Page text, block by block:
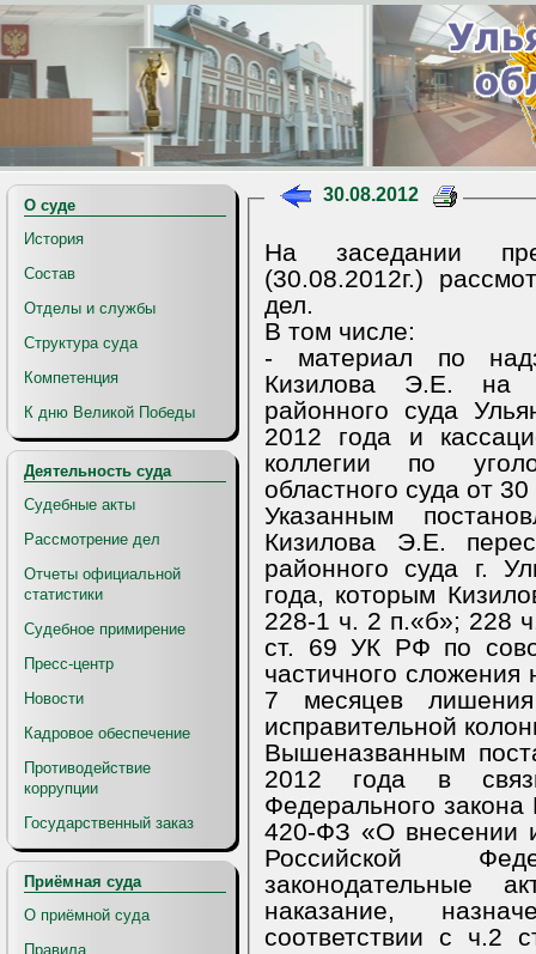
О суде
История
Состав
Отделы и службы
Структура суда
Компетенция
К дню Великой Победы
Деятельность суда
Судебные акты
Рассмотрение дел
Отчеты официальной
статистики
Судебное примирение
Пресс-центр
Новости
Кадровое обеспечение
Противодействие
коррупции
Государственный заказ
Приёмная суда
О приёмной суда
Правила
30.08.2012
На заседании
(30.08.2012г.)
дел.
В том числе:
- материал по
Кизилова Э.Е. на
районного суда
2012 года и
коллегии по
областного суда от
Указанным
Кизилова Э.Е.
районного суда г.
года, которым
228-1 ч. 2 п.«б»; 228
ст. 69 УК РФ по
частичного сложения
7 месяцев
исправительной
Вышеназванным
2012 года в
Федерального
420-ФЗ «О внесении
Российской
законодательные
наказание,
соответствии с ч.2